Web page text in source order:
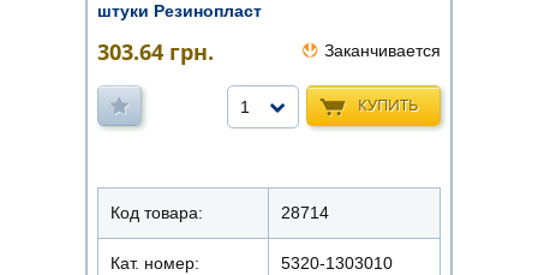
штуки Резинопласт
303.64 грн. Заканчивается
КУПИТЬ
1
Код товара: 28714
Кат. номер: 5320-1303010